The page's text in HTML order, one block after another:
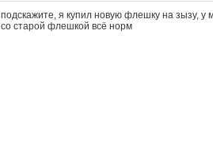
подскажите, я купил новую флешку на зызу, у
со старой флешкой всё норм